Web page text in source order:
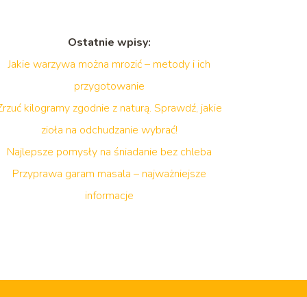
Ostatnie wpisy:
Jakie warzywa można mrozić – metody i ich
przygotowanie
kilogramy zgodnie z naturą. Sprawdź, jakie
zioła na odchudzanie wybrać!
Najlepsze pomysły na śniadanie bez chleba
Przyprawa garam masala – najważniejsze
informacje